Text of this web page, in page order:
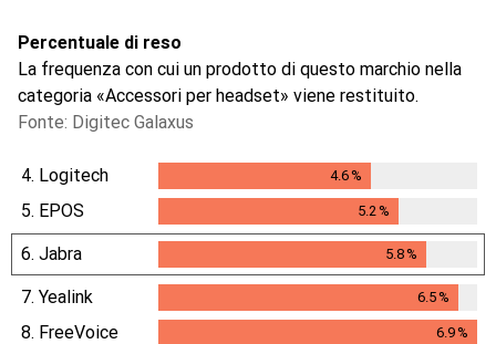
Percentuale di reso
La frequenza con cui un prodotto di questo marchio nella
categoria «Accessori per headset» viene restituito.
Fonte: Digitec Galaxus
4. Logitech 4.6%
5. EPOS 5.2 %
6. Jabra 5.8%
7. Yealink 6.5%
6.5%
8. FreeVoice 6.9%